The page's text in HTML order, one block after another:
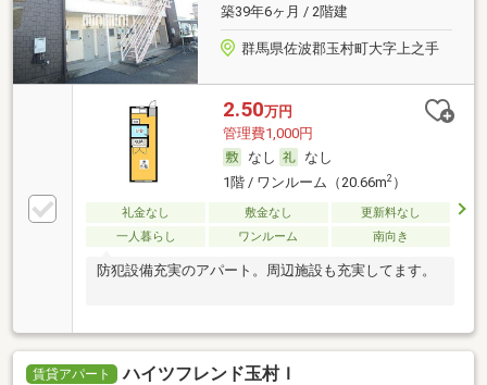
築39年6ヶ月 / 2階建
群馬県佐波郡玉村町大字上之手
2.50万円
管理費1,000円
なし
なし
1階 / ワンルーム（20.66m2）
礼金なし 敷金なし
更新料なし
一人暮らし
ワンルーム 南向き
防犯設備充実のアパート。周辺施設も充実してます。
賃貸アパート ハイツフレンド玉村Ｉ